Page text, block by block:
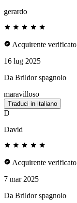
gerardo
Acquirente verificato
16 lug 2025
Da Brildor spagnolo
maravilloso
Traduci in italiano
D
David
Acquirente verificato
7 mar 2025
Da Brildor spagnolo